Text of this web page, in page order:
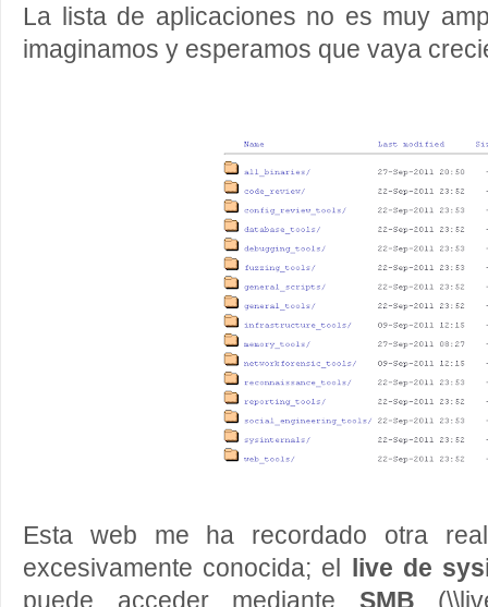
La lista de aplicaciones no es muy
imaginamos y esperamos que vaya
Esta web me ha recordado otra
excesivamente conocida; el
live de
puede acceder mediante SMB